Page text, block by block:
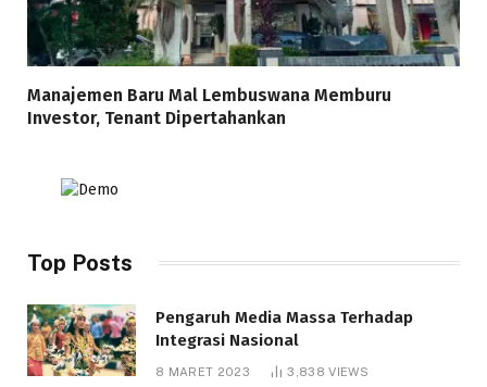
Manajemen Baru Mal Lembuswana Memburu
Investor, Tenant Dipertahankan
Top Posts
Pengaruh Media Massa Terhadap
Integrasi Nasional
8 MARET 2023 3,838VIEWS